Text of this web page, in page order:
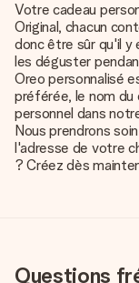
Votre cadeau
Original, chacun
donc être sûr qu'il y
les déguster
Oreo personnalisé
préférée, le nom
personnel dans
Nous prendrons
l'adresse de votre
? Créez dès
Questions